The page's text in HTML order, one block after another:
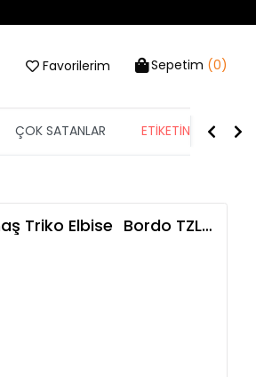
Favorilerim Sepetim (0)
ÇOK SATANLAR ETİKETİN YARISI
Triko Elbise Bordo TZLP-00018845